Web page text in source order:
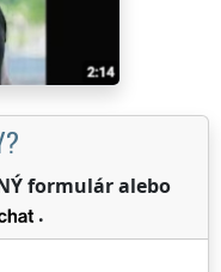
formulár alebo
.